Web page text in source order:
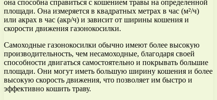
она способна справиться с кошением травы на определенной
площади. Она измеряется в квадратных метрах в час (м²/ч)
или акрах в час (акр/ч) и зависит от ширины кошения и
скорости движения газонокосилки.
Самоходные газонокосилки обычно имеют более высокую
производительность, чем несамоходные, благодаря своей
способности двигаться самостоятельно и покрывать большие
площади. Они могут иметь большую ширину кошения и более
высокую скорость движения, что позволяет им быстро и
эффективно кошить траву.